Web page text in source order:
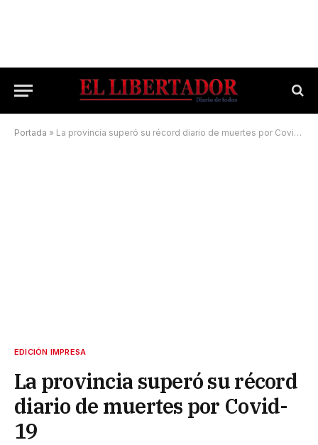
Portada » La provincia superó su récord diario de muertes por Covid-19
EDICIÓN IMPRESA
La provincia superó su récord
diario de muertes por Covid-
19